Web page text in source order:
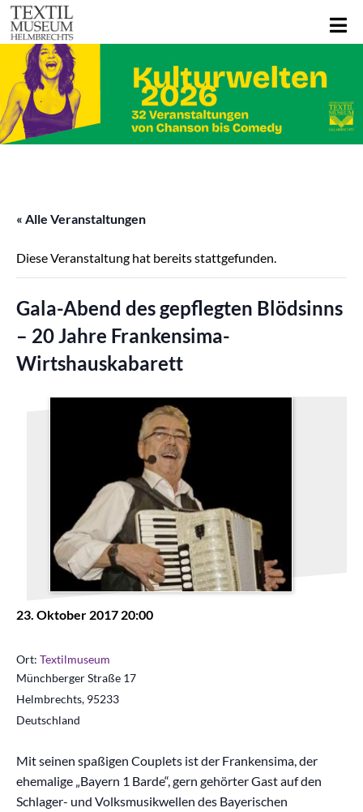
« Alle Veranstaltungen
Diese Veranstaltung hat bereits stattgefunden.
Gala-Abend des gepflegten Blödsinns
– 20 Jahre Frankensima-
Wirtshauskabarett
23. Oktober 2017 20:00
Ort: Textilmuseum
Münchberger Straße 17
Helmbrechts, 95233
Deutschland
Mit seinen spaßigen Couplets ist der Frankensima, der
ehemalige „Bayern 1 Barde“, gern gehörter Gast auf den
Schlager- und Volksmusikwellen des Bayerischen